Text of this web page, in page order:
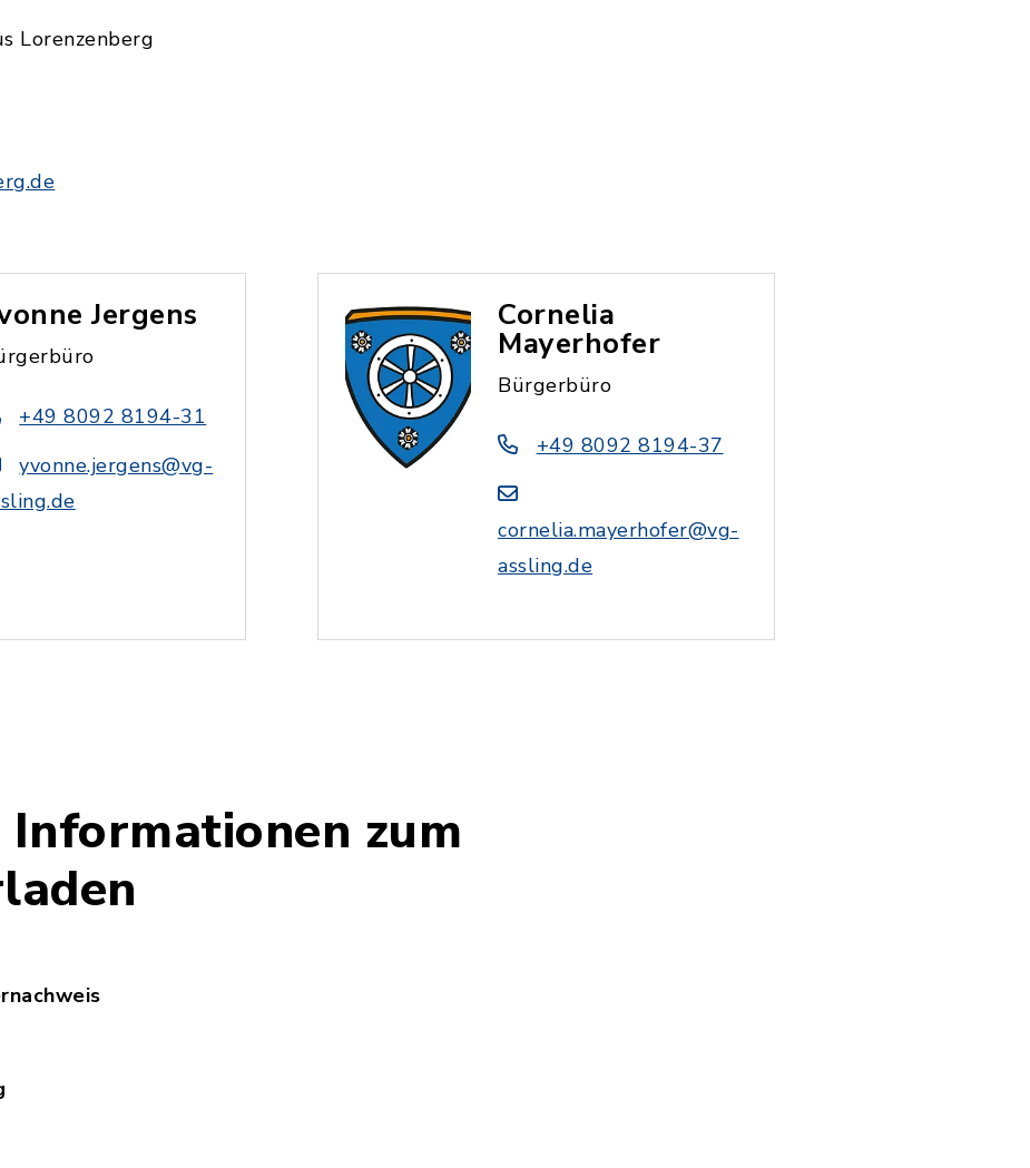
Lorenzenberg
Jergens
+49 8092 8194-31
yvonne.jergens@vg-
Cornelia
Mayerhofer
Bürgerbüro
+49 8092 8194-37
cornelia.mayerhofer@vg-
assling.de
zum